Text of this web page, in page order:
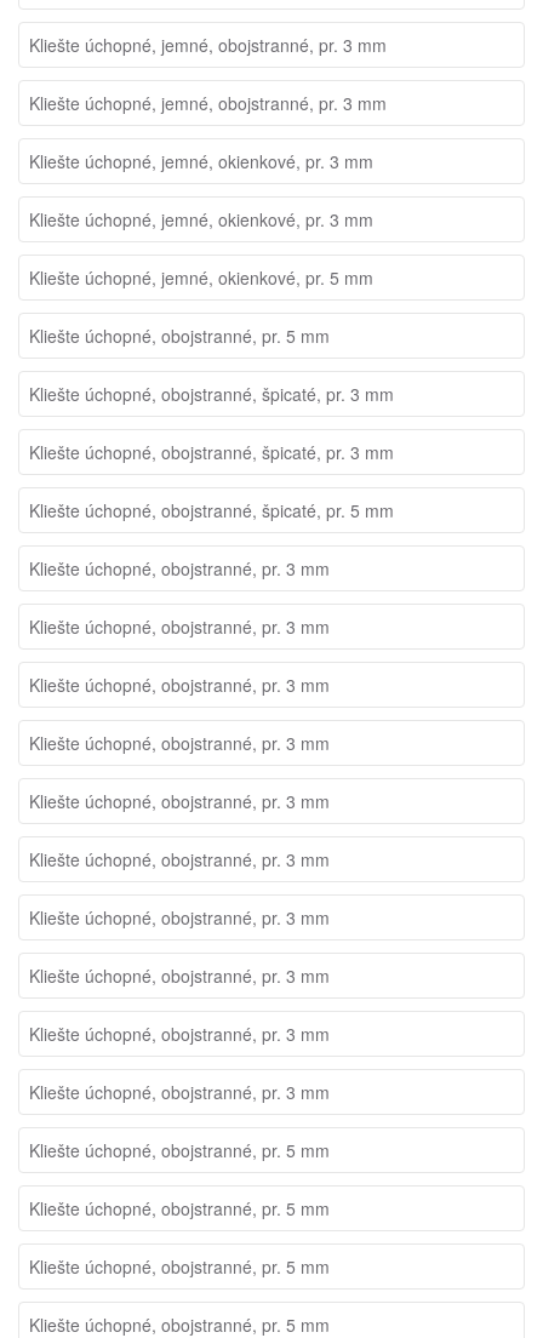
Kliešte úchopné, jemné, obojstranné, pr. 3 mm
Kliešte úchopné, jemné, obojstranné, pr. 3 mm
Kliešte úchopné, jemné, okienkové, pr. 3 mm
Kliešte úchopné, jemné, okienkové, pr. 3 mm
Kliešte úchopné, jemné, okienkové, pr. 5 mm
Kliešte úchopné, obojstranné, pr. 5 mm
Kliešte úchopné, obojstranné, špicaté, pr. 3 mm
Kliešte úchopné, obojstranné, špicaté, pr. 3 mm
Kliešte úchopné, obojstranné, špicaté, pr. 5 mm
Kliešte úchopné, obojstranné, pr. 3 mm
Kliešte úchopné, obojstranné, pr. 3 mm
Kliešte úchopné, obojstranné, pr. 3 mm
Kliešte úchopné, obojstranné, pr. 3 mm
Kliešte úchopné, obojstranné, pr. 3 mm
Kliešte úchopné, obojstranné, pr. 3 mm
Kliešte úchopné, obojstranné, pr. 3 mm
Kliešte úchopné, obojstranné, pr. 3 mm
Kliešte úchopné, obojstranné, pr. 3 mm
Kliešte úchopné, obojstranné, pr. 3 mm
Kliešte úchopné, obojstranné, pr. 5 mm
Kliešte úchopné, obojstranné, pr. 5 mm
Kliešte úchopné, obojstranné, pr. 5 mm
Kliešte úchopné, obojstranné, pr. 5 mm